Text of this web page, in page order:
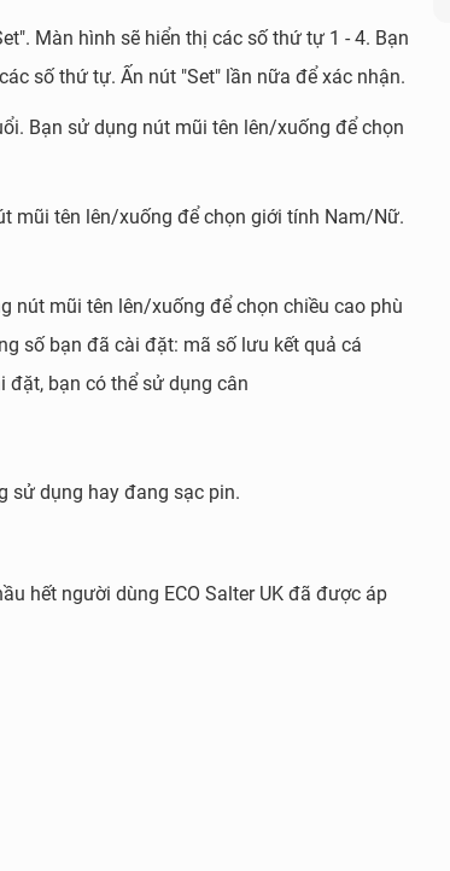
Màn hình sẽ hiển thị các số thứ tự 1 - 4. Bạn
số thứ tự. Ấn nút "Set" lần nữa để xác nhận.
Bạn sử dụng nút mũi tên lên/xuống để chọn
mũi tên lên/xuống để chọn giới tính Nam/Nữ.
nút mũi tên lên/xuống để chọn chiều cao phù
số bạn đã cài đặt: mã số lưu kết quả cá
đặt, bạn có thể sử dụng cân
sử dụng hay đang sạc pin.
hết người dùng ECO Salter UK đã được áp